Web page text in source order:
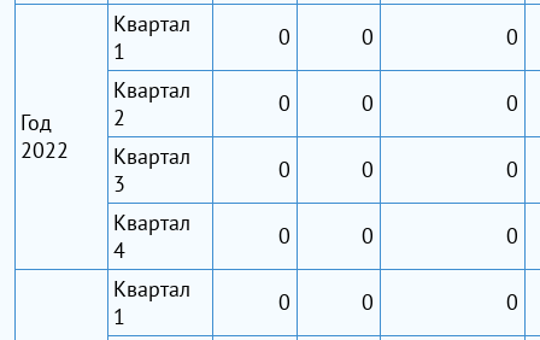
Год
2022
Квартал
1
0 0
0
Квартал
2
0 0
0
Квартал
3
0 0
0
Квартал
4
0 0 0
Квартал
1
0 0
0